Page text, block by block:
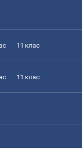
11 клас
11 клас